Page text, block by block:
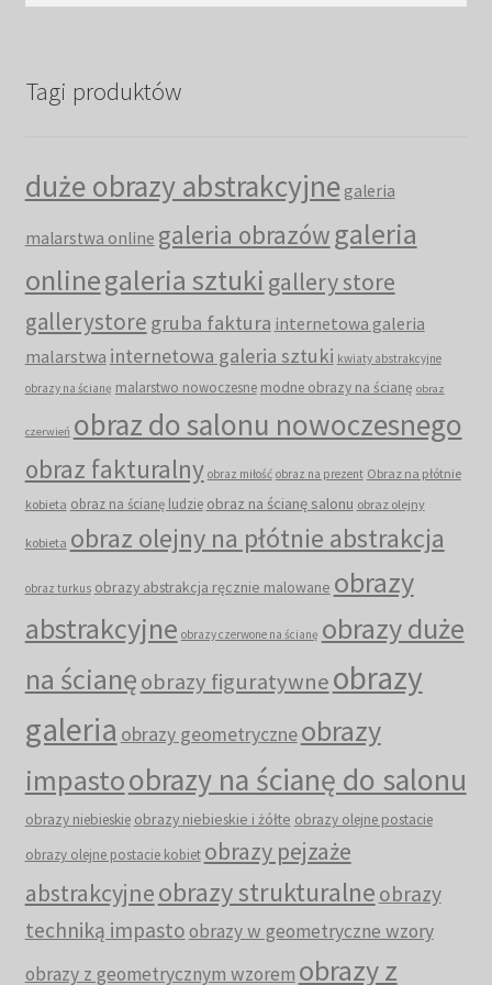
Tagi produktów
duże obrazy abstrakcyjne galeria
malarstwa online galeria obrazów galeria
onlinegaleria sztuki gallery store
gallerystore gruba faktura internetowa galeria
malarstwa internetowa galeria sztuki kwiaty abstrakcyjne
obrazy na ścianę malarstwo nowoczesne modne obrazy na ścianę obraz
czerwień obraz do salonu nowoczesnego
obraz fakturalny obraz miłość obraz na prezent Obraz na płótnie
kobieta obraz na ścianę ludzie obraz na ścianę salonu obraz olejny
kobieta obraz olejny na płótnie abstrakcja
obraz turkus obrazy abstrakcja ręcznie malowane obrazy
abstrakcyjne obrazy czerwone na ścianę obrazy duże
na ścianęobrazy figuratywneobrazy
galeria obrazy geometryczneobrazy
impastoobrazy na ścianę do salonu
obrazy niebieskie obrazy niebieskie i żółte obrazy olejne postacie
obrazy olejne postacie kobiet obrazy pejzaże
abstrakcyjneobrazy strukturalne obrazy
techniką impastoobrazy w geometryczne wzory
obrazy z geometrycznym wzorem obrazy z